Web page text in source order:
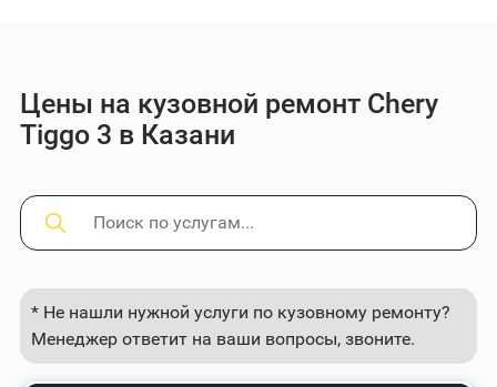
Цены на кузовной ремонт Chery
Tiggo 3 в Казани
* Не нашли нужной услуги по кузовному ремонту?
Менеджер ответит на ваши вопросы, звоните.